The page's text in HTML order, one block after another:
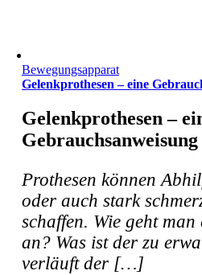
Bewegungsapparat
Gelenkprothesen – eine
Gelenkprothesen –
Gebrauchsanweisung
Prothesen können
oder auch stark
schaffen. Wie geht
an? Was ist der zu
verläuft der […]